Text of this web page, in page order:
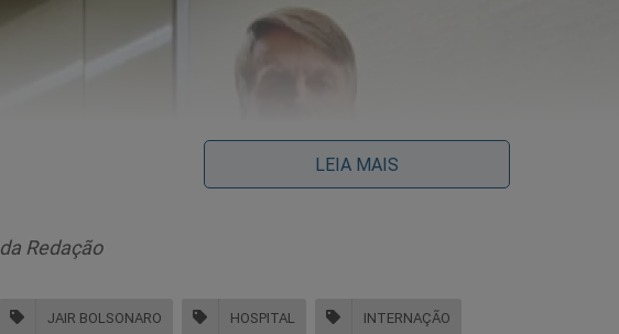
LEIA MAIS
da Redação
JAIR BOLSONARO HOSPITAL INTERNAÇÃO